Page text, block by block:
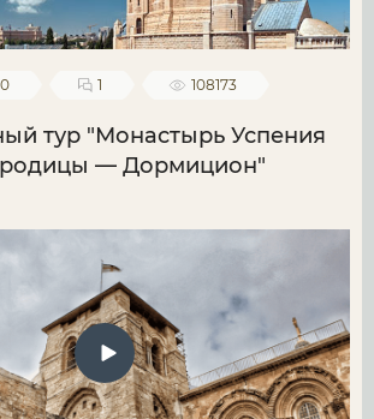
1 108173
тур "Монастырь Успения
— Дормицион"